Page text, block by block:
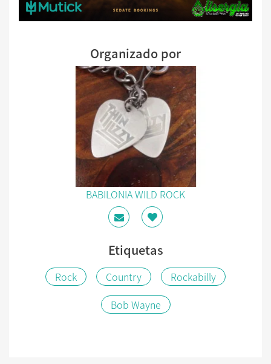
Organizado por
BABILONIA WILD ROCK
Etiquetas
Rock Country
Rockabilly
Bob Wayne